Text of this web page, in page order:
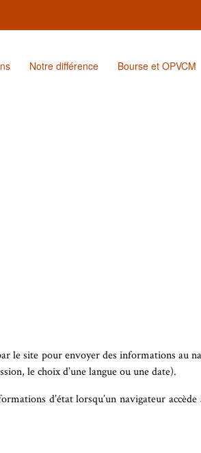
Notre différence Bourse et OPVCM
le site pour envoyer des informations au
le choix d’une langue ou une date).
d’état lorsqu’un navigateur